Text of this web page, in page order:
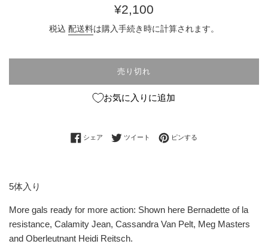
通
価
¥2,100
税込 配送料は購入手続き時に計算されます。
売り切れ
お気に入りに追加
シェア Facebookでシェアする
ツイート Twitterに投稿する
ピンする
5体入り
More gals ready for more action: Shown here Bernadette of la
resistance, Calamity Jean, Cassandra Van Pelt, Meg Masters
and Oberleutnant Heidi Reitsch.